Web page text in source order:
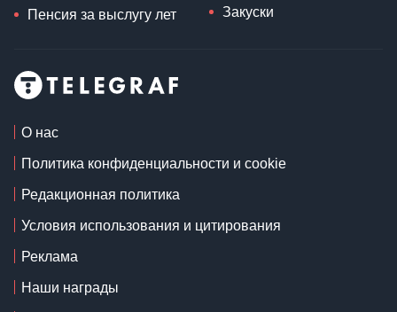
Пенсия за выслугу лет Закуски
О нас
Политика конфиденциальности и cookie
Редакционная политика
Условия использования и цитирования
Реклама
Наши награды